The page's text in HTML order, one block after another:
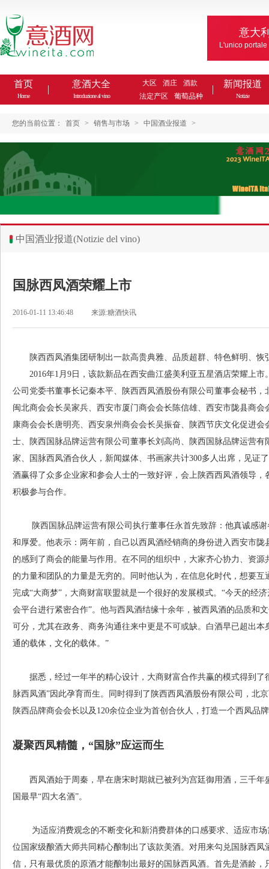
意大
L'unico
首页
Home
意酒大全
Introduzione al vino
大区 酒庄
酒款
法定产区
葡萄品种
新闻报道
Notizie
您的当前位置： 首页 > 销售与市场 > 中国酒业报道 >
中国酒业报道(Notizie del vino)
国脉西凤酒荣耀上市
2016-01-11 13:46:48 来源:糖酒快讯
陕西西凤酒集团研制出一款高贵典雅、品质超群、特色鲜明、恢
2016年1月9日，该款新品在西安曲江盛美利亚五星酒店荣耀上市
公司党委书董事长记秦本平、陕西西凤酒股份有限公司董事会秘书
闽北商会会长吴家兵、西安市厦门商会会长陈信雄、西安市陇县商
康商会会长唐明亮、西安泉州商会会长吴振奋、陕西节庆文化促进
士、陕西国脉品牌运营有限公司董事长刘高尚、陕西国脉品牌运营
家、国脉西凤酒合伙人，新闻媒体、书画家共计300多人出席，见证
酒赢得了众多企业家和参会人士的一致好评，会上陕西西凤酒领导
积极参与合作。
陕西国脉品牌运营有限公司执行董事任永首先致辞：他真诚感谢
和厚爱。他表示：两年前，自己以西凤酒经销商的身份进入西安市
的感到了商会的能量与作用。在不同的组织中，大家齐心协力、资
的力量和团队的力量是无穷的。同时他认为，在信息化时代，想要
完成“大商梦”，大商财富联盟就是一个很好的发展模式。“今天的经
会平台进行紧密合作”。他与西凤酒结缘十余年，被西凤酒的品质和
可分，尤其在政务、商务沟通往来中更是不可或缺。白酒早已超出
通的载体，文化的载体。”
据悉，经过一年半的精心设计，大商财富合作共赢的模式得到了
脉西凤酒”因此孕育而生。同时得到了陕西西凤酒股份有限公司，北
陕西品牌商会会长以及120余位企业为首创合伙人，打造一个西凤品
凝聚西凤精髓，“国脉”应运而生
西凤酒始于周秦，早在唐宋时期就已被列为宫廷御用酒，三千年
国最早“四大名酒”。
为适应消费观念的不断变化和新消费群体的口感要求、适应市场
位国家级酿酒大师共同精心酿制出了该款美酒。对用来勾兑国脉西
信，只有最优质的原酒才能酿制出最好的国脉西凤酒。首先是酒龄